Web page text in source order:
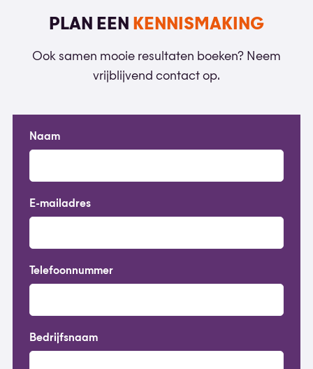
PLAN EEN KENNISMAKING
Ook samen mooie resultaten boeken? Neem
vrijblijvend contact op.
Naam
E-mailadres
Telefoonnummer
Bedrijfsnaam